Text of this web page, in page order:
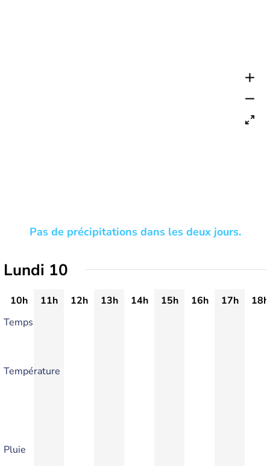
Pas de précipitations dans les deux jours.
Lundi 10
10h 11h 12h 13h 14h 15h 16h 17h
18h
Temps
Température
Pluie